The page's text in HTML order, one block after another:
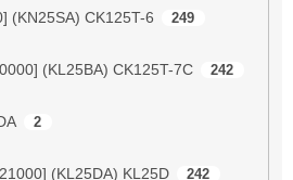
(KN25SA) CK125T-6 249
(KL25BA) CK125T-7C 242
2
(KL25DA) KL25D 242